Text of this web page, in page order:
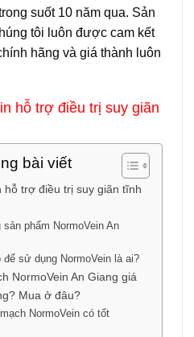
suốt 10 năm qua. Sản
tôi luôn được cam kết
hãng và giá thành luôn
hỗ trợ điều trị suy giãn
bài viết
hỗ trợ điều trị suy giãn tĩnh
phẩm NormoVein An
sử dụng NormoVein là ai?
NormoVein An Giang giá
Mua ở đâu?
NormoVein có tốt